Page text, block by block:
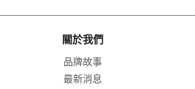
關於我們
品牌故事
最新消息